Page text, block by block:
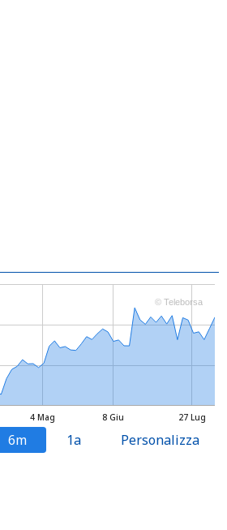
4 Mag 8 Giu 27 Lug
© Teleborsa
6m 1a Personalizza